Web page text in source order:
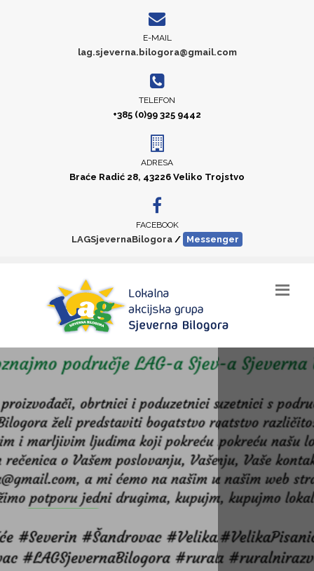
E-MAIL
lag.sjeverna.bilogora@gmail.com
TELEFON
+385 (0)99 325 9442
ADRESA
Braće Radić 28, 43226 Veliko Trojstvo
FACEBOOK
LAGSjevernaBilogora / Messenger
Upoznajmo područje LAG-a Sjeverna Bilogora